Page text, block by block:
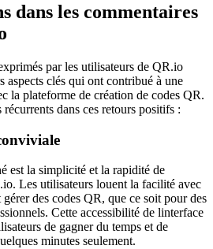
dans les commentaires
par les utilisateurs de QR.io
aspects clés qui ont contribué à une
la plateforme de création de codes QR.
dans ces retours positifs :
est la simplicité et la rapidité de
Les utilisateurs louent la facilité avec
des codes QR, que ce soit pour des
Cette accessibilité de linterface
de gagner du temps et de
minutes seulement.